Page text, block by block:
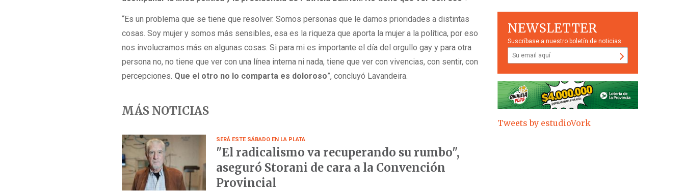
“Es un problema que se tiene que resolver. Somos personas que le damos prioridades a distintas
cosas. Soy mujer y somos más sensibles, esa es la riqueza que aporta la mujer a la política, por eso
nos involucramos más en algunas cosas. Si para mi es importante el día del orgullo gay y para otra
persona no, no tiene que ver con una línea interna ni nada, tiene que ver con vivencias, con sentir, con
percepciones. Que el otro no lo comparta es doloroso”, concluyó Lavandeira.
MÁS NOTICIAS
SERÁ ESTE SÁBADO EN LA PLATA
"El radicalismo va recuperando su rumbo",
aseguró Storani de cara a la Convención
Provincial
NEWSLETTER
Suscríbase a nuestro boletín de noticias
Tweets by estudioVork